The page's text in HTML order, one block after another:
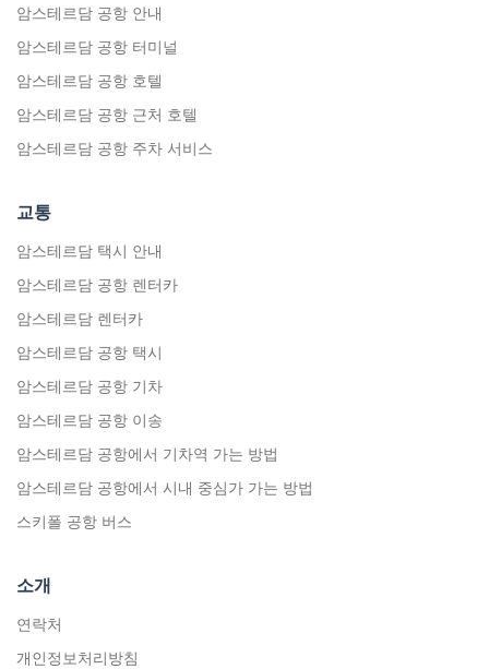
암스테르담 공항 안내
암스테르담 공항 터미널
암스테르담 공항 호텔
암스테르담 공항 근처 호텔
암스테르담 공항 주차 서비스
교통
암스테르담 택시 안내
암스테르담 공항 렌터카
암스테르담 렌터카
암스테르담 공항 택시
암스테르담 공항 기차
암스테르담 공항 이송
암스테르담 공항에서 기차역 가는 방법
암스테르담 공항에서 시내 중심가 가는 방법
스키폴 공항 버스
소개
연락처
개인정보처리방침